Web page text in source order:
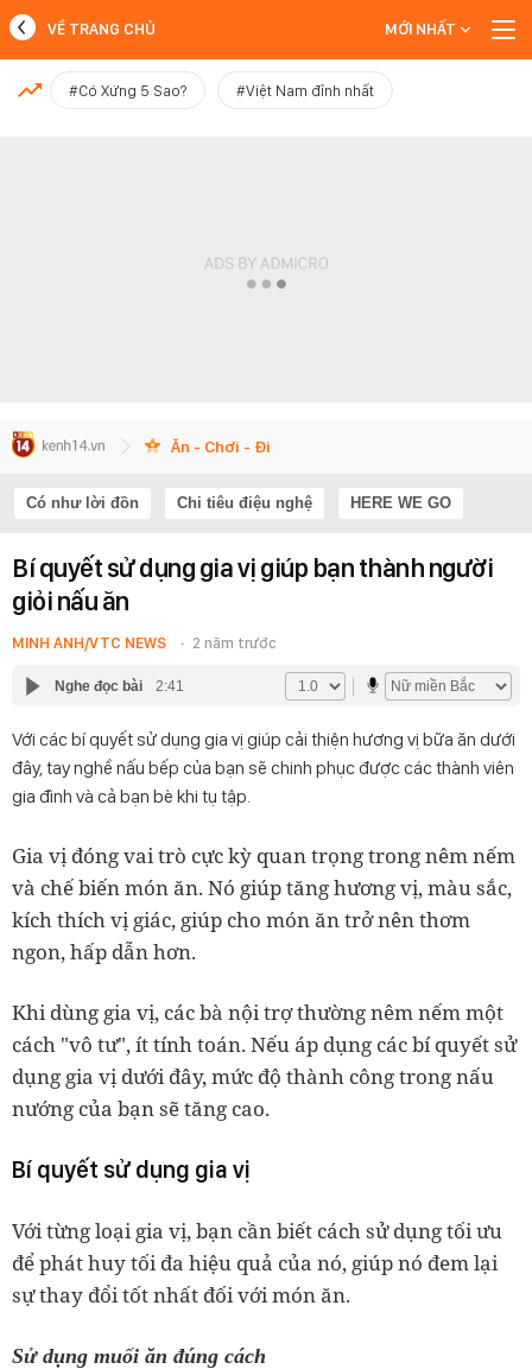
MỚI NHẤT
VỀ TRANG CHỦ MỚI NHẤT
#Có Xứng 5 Sao? #Việt Nam đỉnh nhất
Ăn - Chơi - Đi
Có như lời đồn Chi tiêu điệu nghệ HERE WE GO
Bí quyết sử dụng gia vị giúp bạn thành người
giỏi nấu ăn
MINH ANH/VTC NEWS 2 năm trước
Nghe đọc bài 2:41
Với các bí quyết sử dụng gia vị giúp cải thiện hương vị bữa ăn dưới
đây, tay nghề nấu bếp của bạn sẽ chinh phục được các thành viên
gia đình và cả bạn bè khi tụ tập.
Gia vị đóng vai trò cực kỳ quan trọng trong nêm nếm
và chế biến món ăn. Nó giúp tăng hương vị, màu sắc,
kích thích vị giác, giúp cho món ăn trở nên thơm
ngon, hấp dẫn hơn.
Khi dùng gia vị, các bà nội trợ thường nêm nếm một
cách "vô tư", ít tính toán. Nếu áp dụng các bí quyết sử
dụng gia vị dưới đây, mức độ thành công trong nấu
nướng của bạn sẽ tăng cao.
Bí quyết sử dụng gia vị
Với từng loại gia vị, bạn cần biết cách sử dụng tối ưu
để phát huy tối đa hiệu quả của nó, giúp nó đem lại
sự thay đổi tốt nhất đối với món ăn.
Sử dụng muối ăn đúng cách